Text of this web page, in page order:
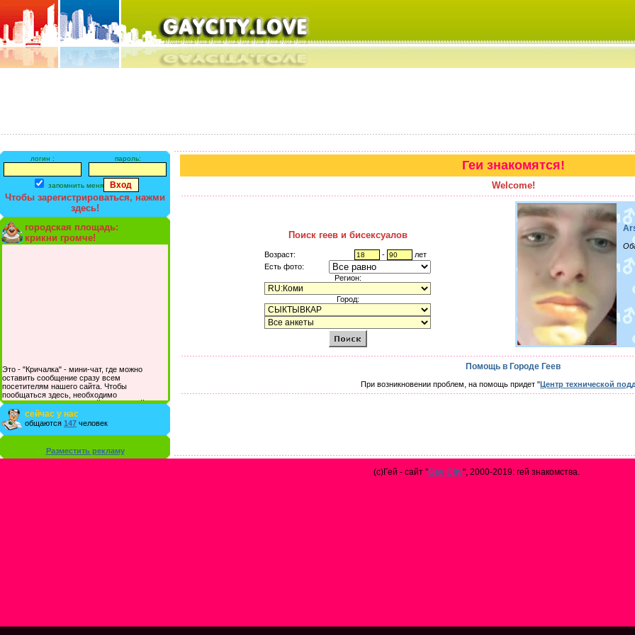
логин : пароль:
запомнить меня
Чтобы зарегистрироваться, нажми
здесь!
городская площадь:
крикни громче!
Это - "Кричалка" - мини-чат, где можно
оставить сообщение сразу всем
посетителям нашего сайта. Чтобы
пообщаться здесь, необходимо
зарегистрироваться на сайте и/или войти со
своими логином и паролем.
сейчас у нас
общаются 147 человек
Разместить рекламу
Геи знакомятся!
Welcome!
Поиск геев и бисексуалов
Возраст: -
лет
Есть фото:
Регион:
Город:
Помощь в Городе Геев
При возникновении проблем, на помощь придет "Центр технической
(с)Гей - сайт "Gay City", 2000-2019: гей знакомства.